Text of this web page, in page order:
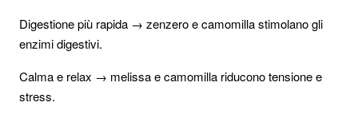
Digestione più rapida → zenzero e camomilla stimolano gli
enzimi digestivi.
Calma e relax → melissa e camomilla riducono tensione e
stress.